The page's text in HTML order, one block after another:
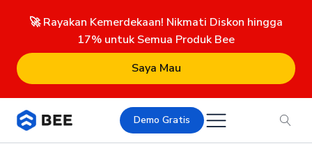
🚀 Rayakan Kemerdekaan! Nikmati Diskon hingga
17% untuk Semua Produk Bee
Saya Mau
Demo Gratis